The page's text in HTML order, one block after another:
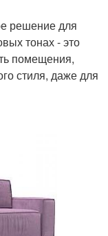
решение для
тонах - это
помещения,
стиля, даже для